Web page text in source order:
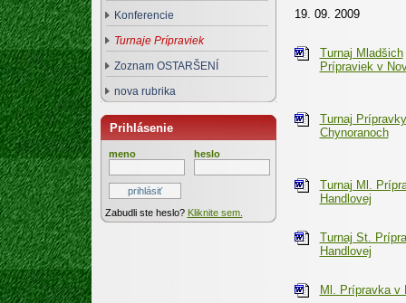
Konferencie
Turnaje Prípraviek
Zoznam OSTARŠENÍ
nova rubrika
Prihlásenie
meno heslo
Zabudli ste heslo? Kliknite sem.
19. 09. 2009
Turnaj Mladšich
Prípraviek v
Turnaj
Chynoranoch
Turnaj Ml.
Handlovej
Turnaj St.
Handlovej
Ml. Prípravka v